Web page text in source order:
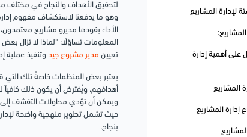
لإدارة المشاريع
على أهمية إدارة
المشاريع
إدارة المشاريع
لتحقيق الأهداف والنجاح في مختلف
المعلومات تساؤلًا: "لماذا لا تزال
تعيين مدير مشروع جيد وتنفيذ عملية
يعتبر بعض المنظمات خاصةً تلك التي
أهدافهم، ويُفترض أن يكون ذلك
ويمكن أن تؤدي محاولات التقشف إلى
حيث تشمل تطوير منهجية واضحة
بنجاح.